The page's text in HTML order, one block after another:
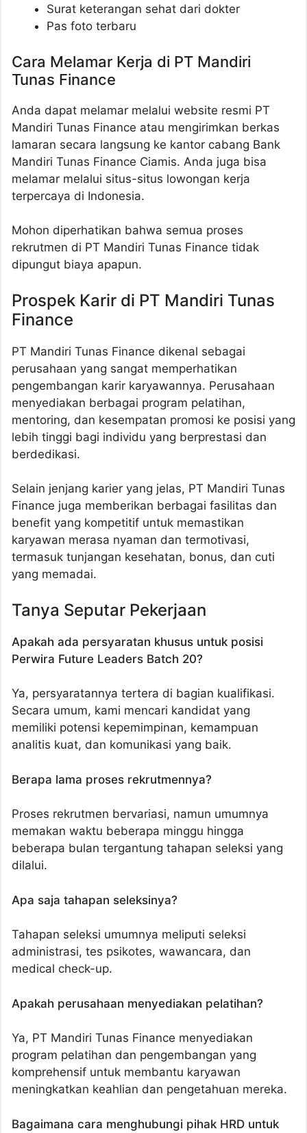
Surat keterangan sehat dari dokter
Pas foto terbaru
Cara Melamar Kerja di PT Mandiri
Tunas Finance
Anda dapat melamar melalui website resmi PT
Mandiri Tunas Finance atau mengirimkan berkas
lamaran secara langsung ke kantor cabang Bank
Mandiri Tunas Finance Ciamis. Anda juga bisa
melamar melalui situs-situs lowongan kerja
terpercaya di Indonesia.
Mohon diperhatikan bahwa semua proses
rekrutmen di PT Mandiri Tunas Finance tidak
dipungut biaya apapun.
Prospek Karir di PT Mandiri Tunas
Finance
PT Mandiri Tunas Finance dikenal sebagai
perusahaan yang sangat memperhatikan
pengembangan karir karyawannya. Perusahaan
menyediakan berbagai program pelatihan,
mentoring, dan kesempatan promosi ke posisi yang
lebih tinggi bagi individu yang berprestasi dan
berdedikasi.
Selain jenjang karier yang jelas, PT Mandiri Tunas
Finance juga memberikan berbagai fasilitas dan
benefit yang kompetitif untuk memastikan
karyawan merasa nyaman dan termotivasi,
termasuk tunjangan kesehatan, bonus, dan cuti
yang memadai.
Tanya Seputar Pekerjaan
Apakah ada persyaratan khusus untuk posisi
Perwira Future Leaders Batch 20?
Ya, persyaratannya tertera di bagian kualifikasi.
Secara umum, kami mencari kandidat yang
memiliki potensi kepemimpinan, kemampuan
analitis kuat, dan komunikasi yang baik.
Berapa lama proses rekrutmennya?
Proses rekrutmen bervariasi, namun umumnya
memakan waktu beberapa minggu hingga
beberapa bulan tergantung tahapan seleksi yang
dilalui.
Apa saja tahapan seleksinya?
Tahapan seleksi umumnya meliputi seleksi
administrasi, tes psikotes, wawancara, dan
medical check-up.
Apakah perusahaan menyediakan pelatihan?
Ya, PT Mandiri Tunas Finance menyediakan
program pelatihan dan pengembangan yang
komprehensif untuk membantu karyawan
meningkatkan keahlian dan pengetahuan mereka.
Bagaimana cara menghubungi pihak HRD untuk